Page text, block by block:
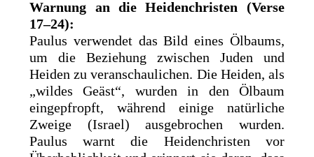
Warnung an die Heidenchristen (Verse
17–24):
Paulus verwendet das Bild eines Ölbaums,
um die Beziehung zwischen Juden und
Heiden zu veranschaulichen. Die Heiden, als
„wildes Geäst“, wurden in den Ölbaum
eingepfropft, während einige natürliche
Zweige (Israel) ausgebrochen wurden.
Paulus warnt die Heidenchristen vor